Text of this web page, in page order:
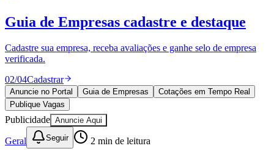
Guia de Empresas cadastre e destaque
Cadastre sua empresa, receba avaliações e ganhe selo de empresa
verificada.
02/04Cadastrar
Anuncie no Portal Guia de Empresas
Cotações em Tempo Real
Publique Vagas
Publicidade Anuncie Aqui
Geral Seguir 2 min de leitura